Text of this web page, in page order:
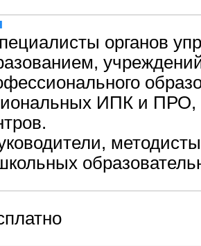
органов
ИПК и ПРО,